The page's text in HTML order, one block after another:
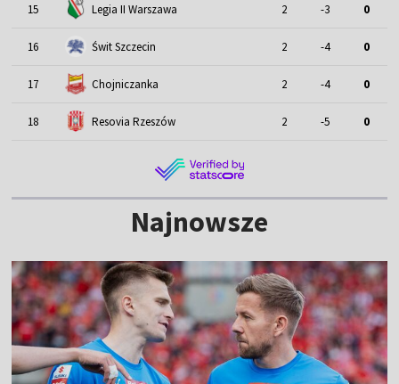
15 Legia II Warszawa 2 -3 0
16 Świt Szczecin 2 -4 0
17 Chojniczanka 2 -4 0
18 Resovia Rzeszów 2 -5 0
Najnowsze